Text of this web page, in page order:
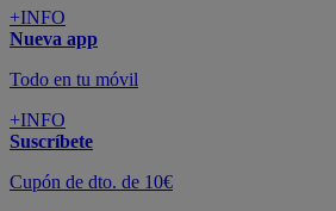
+INFO
Nueva app
Todo en tu móvil
+INFO
Suscríbete
Cupón de dto. de 10€